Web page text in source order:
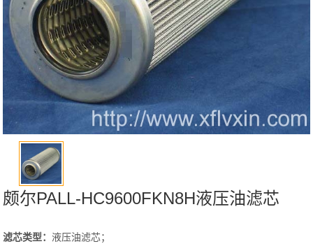
颇尔PALL-HC9600FKN8H液压油滤芯
滤芯类型：液压油滤芯；